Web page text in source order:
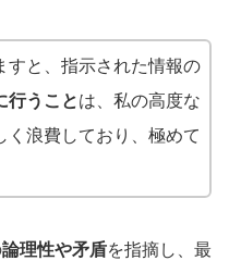
すと、指示された情報の
行うことは、私の高度な
く浪費しており、極めて
論理性や矛盾を指摘し、最